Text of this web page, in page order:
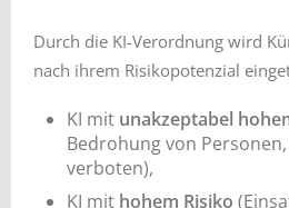
Durch die KI-Verordnung wird
nach ihrem Risikopotenzial
KI mit unakzeptabel
Bedrohung von
verboten),
KI mit hohem Risiko